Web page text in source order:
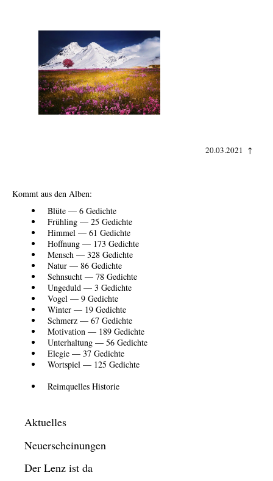
20.03.2021 ↑
Kommt aus den Alben:
Blüte — 6 Gedichte
Frühling — 25 Gedichte
Himmel — 61 Gedichte
Hoffnung — 173 Gedichte
Mensch — 328 Gedichte
Natur — 86 Gedichte
Sehnsucht — 78 Gedichte
Ungeduld — 3 Gedichte
Vogel — 9 Gedichte
Winter — 19 Gedichte
Schmerz — 67 Gedichte
Motivation — 189 Gedichte
Unterhaltung — 56 Gedichte
Elegie — 37 Gedichte
Wortspiel — 125 Gedichte
Reimquelles Historie
Aktuelles
Neuerscheinungen
Der Lenz ist da